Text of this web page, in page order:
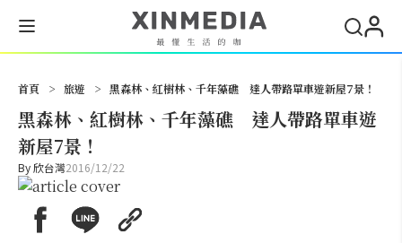
首頁 > 旅遊 > 黑森林、紅樹林、千年藻礁 達人帶路單車遊新屋7景！
黑森林、紅樹林、千年藻礁 達人帶路單車遊
新屋7景！
By欣台灣2016/12/22